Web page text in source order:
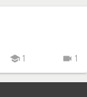
school1 videocam 1